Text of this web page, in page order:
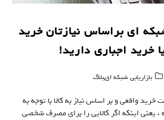
ای براساس نیازتان خرید
خرید اجباری دارید!
بازاریابی شبکه ای,بلاگ
خرید واقعی و بر اساس نیاز به کالا با توجه به
یعنی اینکه اگر کالایی را برای مصرف شخصی